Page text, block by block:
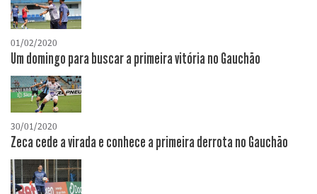
01/02/2020
Um domingo para buscar a primeira vitória no Gauchão
30/01/2020
Zeca cede a virada e conhece a primeira derrota no Gauchão